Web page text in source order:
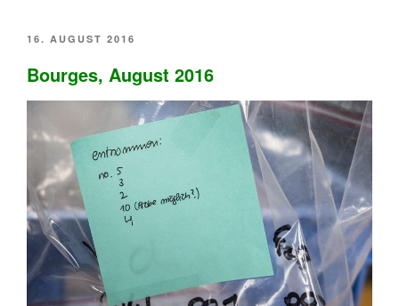
VERÖFFENTLICHT
16. AUGUST 2016
Bourges, August 2016